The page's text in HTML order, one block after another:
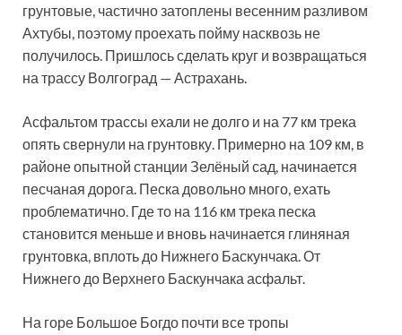
грунтовые, частично затоплены весенним разливом
Ахтубы, поэтому проехать пойму насквозь не
получилось. Пришлось сделать круг и возвращаться
на трассу Волгоград — Астрахань.
Асфальтом трассы ехали не долго и на 77 км трека
опять свернули на грунтовку. Примерно на 109 км, в
районе опытной станции Зелёный сад, начинается
песчаная дорога. Песка довольно много, ехать
проблематично. Где то на 116 км трека песка
становится меньше и вновь начинается глиняная
грунтовка, вплоть до Нижнего Баскунчака. От
Нижнего до Верхнего Баскунчака асфальт.
На горе Большое Богдо почти все тропы